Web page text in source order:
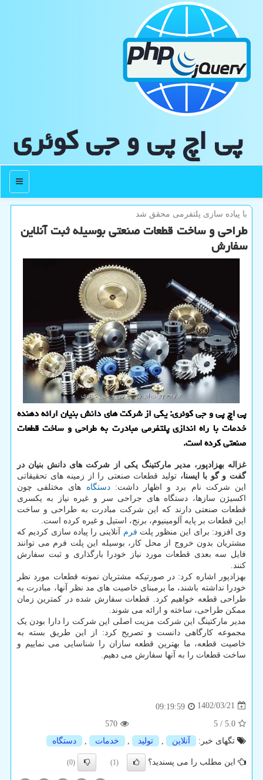
پی اچ پی و جی كوئری
منو
با پیاده سازی پلتفرمی محقق شد
طراحی و ساخت قطعات صنعتی بوسیله ثبت آنلاین
سفارش
پی اچ پی و جی کوئری: یکی از شرکت های دانش بنیان ارائه دهنده
خدمات با راه اندازی پلتفرمی مبادرت به طراحی و ساخت قطعات
صنعتی کرده است.
غزاله بهزادپور، مدیر مارکتینگ یکی از شرکت های دانش بنیان در
گفت و گو با ایسنا، تولید قطعات صنعتی را از زمینه های تحقیقاتی
این شرکت نام برد و اظهار داشت:دستگاه های مختلفی چون
اکسیژن سازها، دستگاه های جراحی سر و غیره نیاز به یکسری
قطعات صنعتی دارند که این شرکت مبادرت به طراحی و ساخت
این قطعات بر پایه آلومینیوم، برنج، استیل و غیره کرده است.
وی افزود: برای این منظور پلت فرم آنلاینی را پیاده سازی کردیم که
مشتریان بدون خروج از محل کار، بوسیله این پلت فرم می توانند
فایل سه بعدی قطعات مورد نیاز خودرا بارگذاری و ثبت سفارش
کنند.
بهزادپور اشاره کرد: در صورتیکه مشتریان نمونه قطعات مورد نظر
خودرا نداشته باشند، ما برمبنای خاصیت های مد نظر آنها، مبادرت به
طراحی قطعه خواهیم کرد. قطعات سفارش شده در کمترین زمان
ممکن طراحی، ساخته و ارائه می شوند.
مدیر مارکتینگ این شرکت مزیت اصلی این شرکت را دارا بودن یک
مجموعه کارگاهی دانست و تصریح کرد: از این طریق بسته به
خاصیت قطعه، ما بهترین قطعه سازان را شناسایی می نماییم و
ساخت قطعات را به آنها سفارش می دهیم.
1402/03/21
09:19:59
5.0
/
5
570
تگهای خبر:
آنلاین تولید خدمات دستگاه
این مطلب را می پسندید؟ (1)
(0)